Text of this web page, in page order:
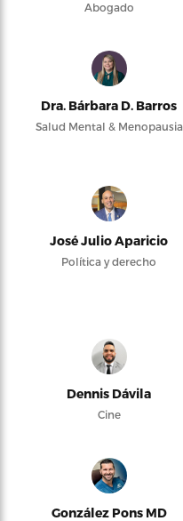
Abogado
Dra. Bárbara D. Barros
Salud Mental & Menopausia
José Julio Aparicio
Política y derecho
Dennis Dávila
Cine
González Pons MD